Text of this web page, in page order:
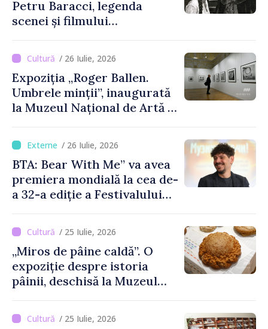
Petru Baracci, legenda
scenei și filmului
/ 26 Iulie, 2026
Expoziția „Roger Ballen.
Umbrele minții”, inaugurată
la Muzeul Național de Artă al
/ 26 Iulie, 2026
BTA: Bear With Me” va avea
premiera mondială la cea de-
a 32-a ediție a Festivalului
august
/ 25 Iulie, 2026
„Miros de pâine caldă”. O
expoziție despre istoria
pâinii, deschisă la Muzeul
Moldovei
/ 25 Iulie, 2026